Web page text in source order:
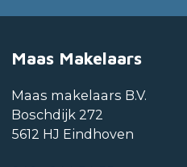
Maas Makelaars
Maas makelaars B.V.
Boschdijk 272
5612 HJ Eindhoven